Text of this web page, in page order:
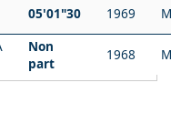
05'01"30 1969
Non
part
1968